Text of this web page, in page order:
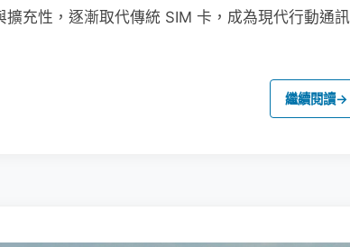
充性，逐漸取代傳統 SIM 卡，成為現代行動通訊
繼續閱讀→